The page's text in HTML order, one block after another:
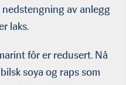
av anlegg
laks.
fôr er redusert. Nå
soya og raps som